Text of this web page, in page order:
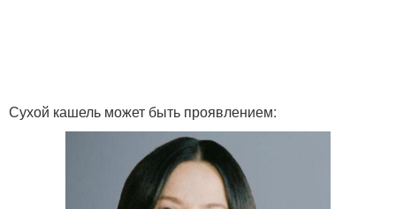
Сухой кашель может быть проявлением: